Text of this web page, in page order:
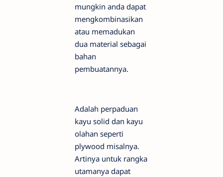
mungkin anda dapat
mengkombinasikan
atau memadukan
dua material sebagai
bahan
pembuatannya.
Adalah perpaduan
kayu solid dan kayu
olahan seperti
plywood misalnya.
Artinya untuk rangka
utamanya dapat